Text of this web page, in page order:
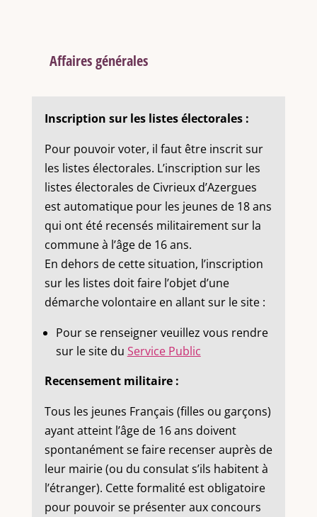
Affaires générales
Inscription sur les listes électorales :
Pour pouvoir voter, il faut être inscrit sur
les listes électorales. L’inscription sur les
listes électorales de Civrieux d’Azergues
est automatique pour les jeunes de 18 ans
qui ont été recensés militairement sur la
commune à l’âge de 16 ans.
En dehors de cette situation, l’inscription
sur les listes doit faire l’objet d’une
démarche volontaire en allant sur le site :
Pour se renseigner veuillez vous rendre
sur le site du Service Public
Recensement militaire :
Tous les jeunes Français (filles ou garçons)
ayant atteint l’âge de 16 ans doivent
spontanément se faire recenser auprès de
leur mairie (ou du consulat s’ils habitent à
l’étranger). Cette formalité est obligatoire
pour pouvoir se présenter aux concours